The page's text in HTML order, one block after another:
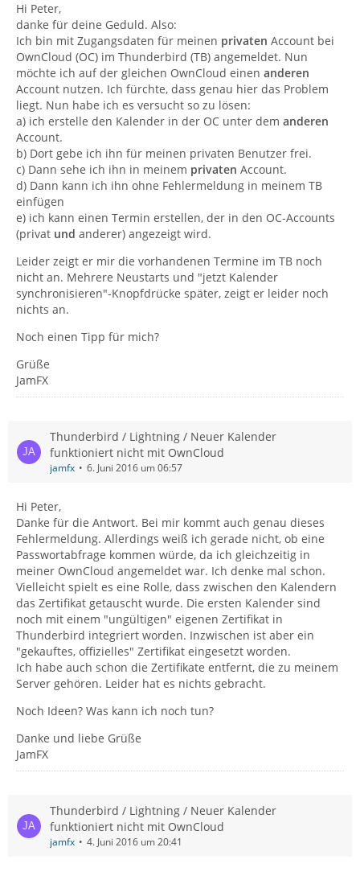
Hi Peter,
danke für deine Geduld. Also:
Ich bin mit Zugangsdaten für meinen privaten Account bei
OwnCloud (OC) im Thunderbird (TB) angemeldet. Nun
möchte ich auf der gleichen OwnCloud einen anderen
Account nutzen. Ich fürchte, dass genau hier das Problem
liegt. Nun habe ich es versucht so zu lösen:
a) ich erstelle den Kalender in der OC unter dem anderen
Account.
b) Dort gebe ich ihn für meinen privaten Benutzer frei.
c) Dann sehe ich ihn in meinem privaten Account.
d) Dann kann ich ihn ohne Fehlermeldung in meinem TB
einfügen
e) ich kann einen Termin erstellen, der in den OC-Accounts
(privat und anderer) angezeigt wird.
Leider zeigt er mir die vorhandenen Termine im TB noch
nicht an. Mehrere Neustarts und "jetzt Kalender
synchronisieren"-Knopfdrücke später, zeigt er leider noch
nichts an.
Noch einen Tipp für mich?
Grüße
JamFX
Thunderbird / Lightning / Neuer Kalender
funktioniert nicht mit OwnCloud
jamfx 6. Juni 2016 um 06:57
Hi Peter,
Danke für die Antwort. Bei mir kommt auch genau dieses
Fehlermeldung. Allerdings weiß ich gerade nicht, ob eine
Passwortabfrage kommen würde, da ich gleichzeitig in
meiner OwnCloud angemeldet war. Ich denke mal schon.
Vielleicht spielt es eine Rolle, dass zwischen den Kalendern
das Zertifikat getauscht wurde. Die ersten Kalender sind
noch mit einem "ungültigen" eigenen Zertifikat in
Thunderbird integriert worden. Inzwischen ist aber ein
"gekauftes, offizielles" Zertifikat eingesetzt worden.
Ich habe auch schon die Zertifikate entfernt, die zu meinem
Server gehören. Leider hat es nichts gebracht.
Noch Ideen? Was kann ich noch tun?
Danke und liebe Grüße
JamFX
Thunderbird / Lightning / Neuer Kalender
funktioniert nicht mit OwnCloud
jamfx 4. Juni 2016 um 20:41